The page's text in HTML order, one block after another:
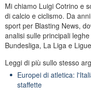
Mi chiamo Luigi Cotrino e
di calcio e ciclismo. Da
sport per Blasting News,
analisi sulle principali
Bundesliga, La Liga e
Leggi di più sullo stesso
Europei di atletica:
staffette